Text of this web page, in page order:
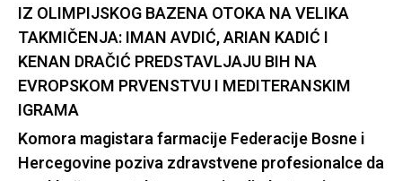
IZ OLIMPIJSKOG BAZENA OTOKA NA VELIKA
TAKMIČENJA: IMAN AVDIĆ, ARIAN KADIĆ I
KENAN DRAČIĆ PREDSTAVLJAJU BIH NA
EVROPSKOM PRVENSTVU I MEDITERANSKIM
IGRAMA
Komora magistara farmacije Federacije Bosne i
Hercegovine poziva zdravstvene profesionalce da